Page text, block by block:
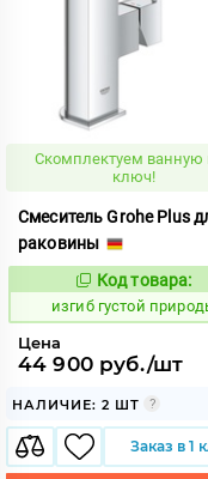
Скомплектуем ванную
ключ!
Смеситель Grohe Plus
раковины
565475
Код товара:
изгиб густой
Цена
44 900 руб./шт
НАЛИЧИЕ: 2 ШТ
Заказ в 1